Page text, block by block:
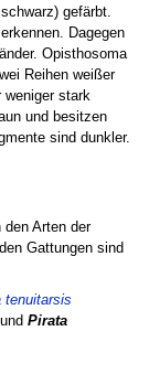
gefärbt.
Dagegen
Opisthosoma
Reihen weißer
weniger stark
und besitzen
sind dunkler.
Arten der
Gattungen sind
tenuitarsis
Pirata